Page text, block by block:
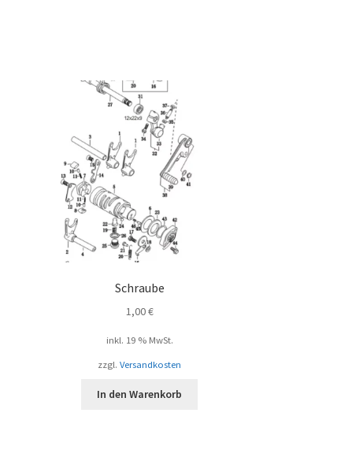
Schraube
1,00€
inkl. 19 % MwSt.
zzgl.Versandkosten
In den Warenkorb